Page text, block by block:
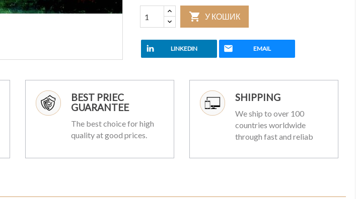
 У КОШИК
LINKEDIN EMAIL
BEST PRIEC
GUARANTEE
The best choice for high
quality at good prices.
SHIPPING
We ship to over 100
countries worldwide
through fast and reliab